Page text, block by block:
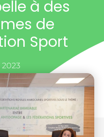
à des
de
Sport
2023